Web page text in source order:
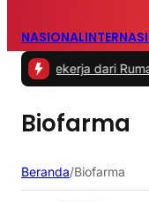
NASIONAL
dari Rumah| #2 -
Biofarma
Beranda/Biofarma